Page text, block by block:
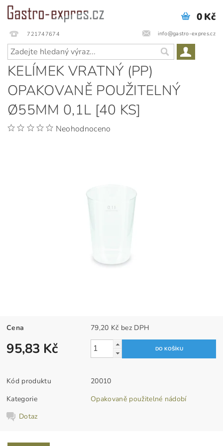
721747674 info@gastro-expres.cz
0 Kč
KELÍMEK VRATNÝ (PP)
OPAKOVANĚ POUŽITELNÝ
Ø55MM 0,1L [40 KS]
Neohodnoceno
Cena 79,20 Kč bez DPH
95,83 Kč
Kód produktu
20010
Kategorie
Opakovaně použitelné nádobí
Dotaz